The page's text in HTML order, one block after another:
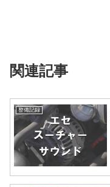
関連記事
整備記録